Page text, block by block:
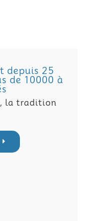
depuis 25
de 10000 à
la tradition